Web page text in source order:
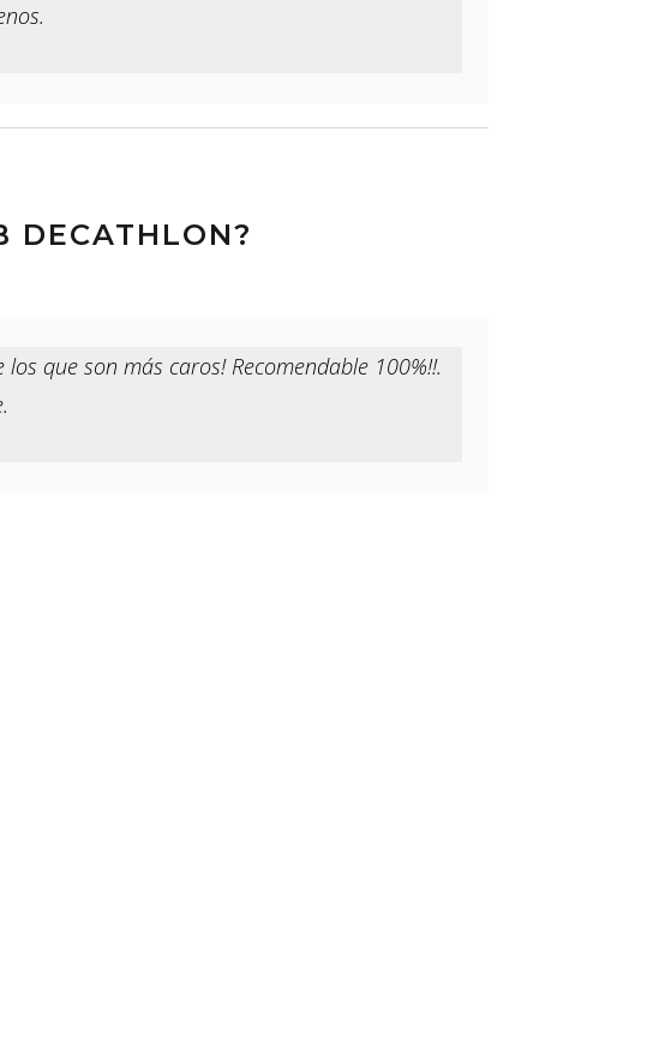
DECATHLON?
que son más caros! Recomendable 100%!!.